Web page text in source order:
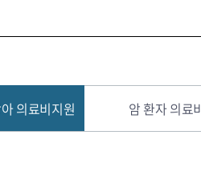
의료비지원 암 환자 의료